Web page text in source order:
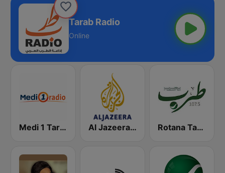
Tarab Radio
Online
Medi 1 Tarab (ميدى1 طرب) Al Jazeera Arabic (قناة الجزيرة) Rotana Tarab Jordan ( راديو روتانا طرب الاردن)